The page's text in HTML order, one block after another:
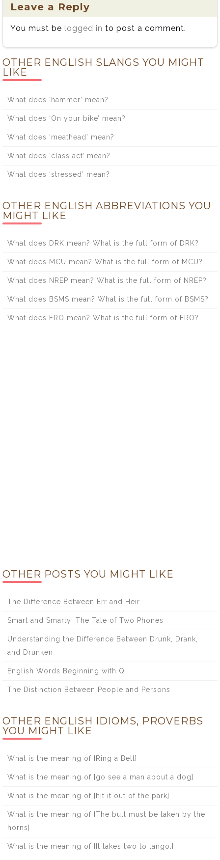
Leave a Reply
You must be logged in to post a comment.
OTHER ENGLISH SLANGS YOU MIGHT
LIKE
What does ‘hammer’ mean?
What does ‘On your bike’ mean?
What does ‘meathead’ mean?
What does ‘class act’ mean?
What does ‘stressed’ mean?
OTHER ENGLISH ABBREVIATIONS YOU
MIGHT LIKE
What does DRK mean? What is the full form of DRK?
What does MCU mean? What is the full form of MCU?
What does NREP mean? What is the full form of NREP?
What does BSMS mean? What is the full form of BSMS?
What does FRO mean? What is the full form of FRO?
OTHER POSTS YOU MIGHT LIKE
The Difference Between Err and Heir
Smart and Smarty: The Tale of Two Phones
Understanding the Difference Between Drunk, Drank,
and Drunken
English Words Beginning with Q
The Distinction Between People and Persons
OTHER ENGLISH IDIOMS, PROVERBS
YOU MIGHT LIKE
What is the meaning of [Ring a Bell]
What is the meaning of [go see a man about a dog]
What is the meaning of [hit it out of the park]
What is the meaning of [The bull must be taken by the
horns]
What is the meaning of [It takes two to tango.]